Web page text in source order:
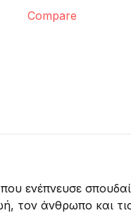
Compare
ενέπνευσε
τον άνθρωπο και